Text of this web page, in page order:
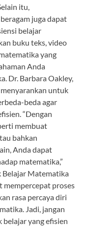
itu,
juga dapat
belajar
buku teks, video
yang
Anda
Dr. Barbara Oakley,
untuk
beda agar
“Dengan
membuat
bahkan
Anda dapat
matematika,”
Belajar Matematika
mempercepat proses
rasa percaya diri
Jadi, jangan
yang efisien